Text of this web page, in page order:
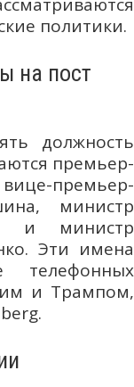
политики.
на пост
должность
премьер-
премьер-
министр
и министр
Эти имена
и Трампом,